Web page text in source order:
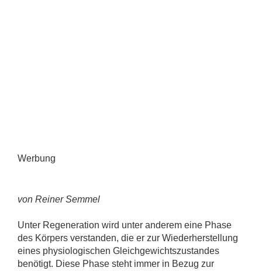
Werbung
von Reiner Semmel
Unter Regeneration wird unter anderem eine Phase
des Körpers verstanden, die er zur Wiederherstellung
eines physiologischen Gleichgewichtszustandes
benötigt. Diese Phase steht immer in Bezug zur